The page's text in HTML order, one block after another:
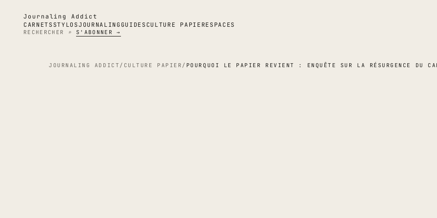
Journaling Addict
CARNETSSTYLOSJOURNALINGGUIDESCULTURE PAPIERESPACES
RECHERCHER ⌕ S'ABONNER →
JOURNALING ADDICT / CULTURE PAPIER / POURQUOI LE PAPIER REVIENT : ENQUÊTE SUR LA RÉSURGENCE DU